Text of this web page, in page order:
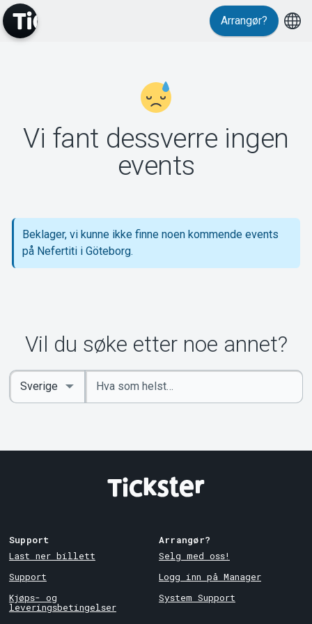
Support
Om Tickster
Arrangør?
Vi fant dessverre ingen
events
Beklager, vi kunne ikke finne noen kommende events
på Nefertiti i Göteborg.
Vil du søke etter noe annet?
Angi
nøkkelord
Select
Country
Support
Last ner billett
Support
Kjøps- og
leveringsbetingelser
Arrangør?
Selg med oss!
Logg inn på Manager
System Support